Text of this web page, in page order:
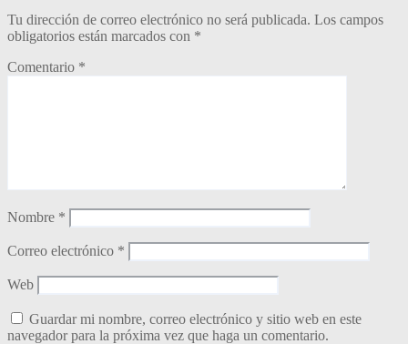
Tu dirección de correo electrónico no será publicada. Los campos
obligatorios están marcados con *
Comentario *
Nombre *
Correo electrónico *
Web
Guardar mi nombre, correo electrónico y sitio web en este
navegador para la próxima vez que haga un comentario.